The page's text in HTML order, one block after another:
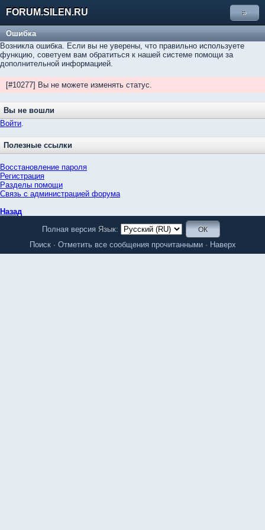
FORUM.SILEN.RU »
Ошибка
Возникла ошибка. Если вы не уверены, что правильно используете
функцию, советуем вам обратиться к нашей системе помощи за
дополнительной информацией.
[#10277] Вы не можете изменять статус.
Вы не вошли
Войти.
Полезные ссылки
Восстановление пароля
Регистрация
Разделы помощи
Связь с администрацией форума
Назад
Полная версия Язык:
Поиск· Отметить все сообщения прочитанными· Наверх